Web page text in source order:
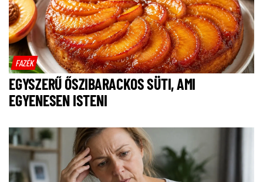
FAZÉK
EGYSZERŰ ŐSZIBARACKOS SÜTI, AMI
EGYENESEN ISTENI